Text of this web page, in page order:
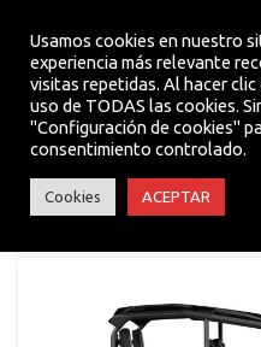
MENU
Usamos cookies en nuestro
experiencia más relevante
visitas repetidas. Al hacer
uso de TODAS las cookies.
"Configuración de cookies"
consentimiento controlado.
Cookies ACEPTAR